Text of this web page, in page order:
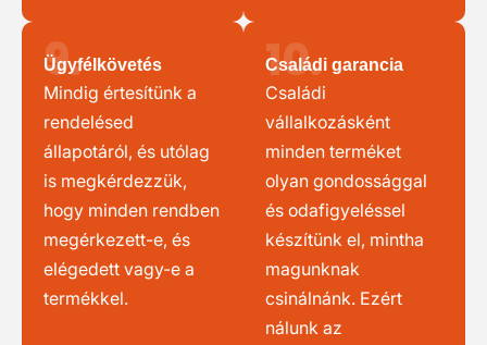
9.
Ügyfélkövetés
Mindig értesítünk a
rendelésed
állapotáról, és utólag
is megkérdezzük,
hogy minden rendben
megérkezett-e, és
elégedett vagy-e a
termékkel.
10.
Családi garancia
Családi
vállalkozásként
minden terméket
olyan gondossággal
és odafigyeléssel
készítünk el, mintha
magunknak
csinálnánk. Ezért
nálunk az